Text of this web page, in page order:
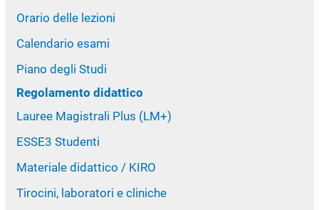
Orario delle lezioni
Calendario esami
Piano degli Studi
Regolamento didattico
Lauree Magistrali Plus (LM+)
ESSE3 Studenti
Materiale didattico / KIRO
Tirocini, laboratori e cliniche